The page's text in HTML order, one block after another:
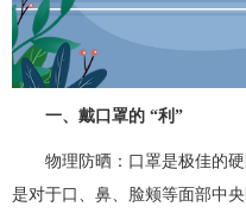
一、戴口罩的 “利”
物理防晒：口罩是极佳的硬
是对于口、鼻、脸颊等面部中